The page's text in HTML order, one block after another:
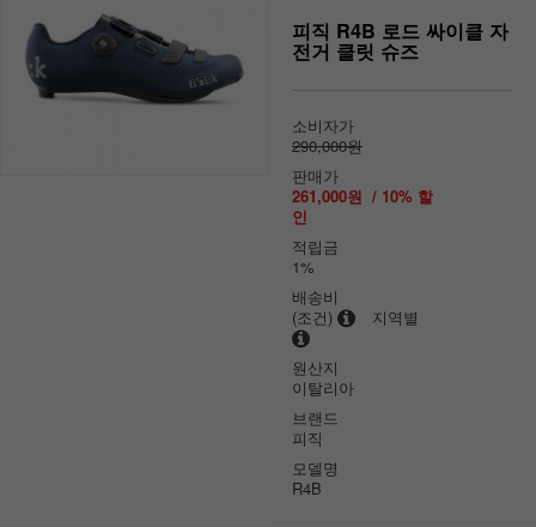
피직 R4B 로드 싸이클 자
전거 클릿 슈즈
소비자가
290,000원
판매가
261,000원 / 10% 할
인
적립금
1%
배송비
(조건)
지역별
원산지
이탈리아
브랜드
피직
모델명
R4B